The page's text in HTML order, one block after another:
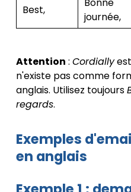
Best,
journée,
Attention : Cordially
n'existe pas comme
anglais. Utilisez toujours
regards.
Exemples
en anglais